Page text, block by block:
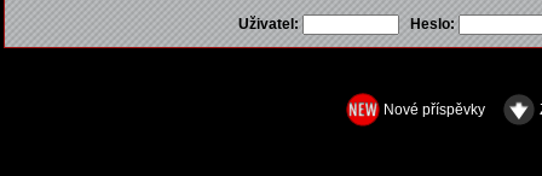
Uživatel: Heslo:
Nové příspěvky